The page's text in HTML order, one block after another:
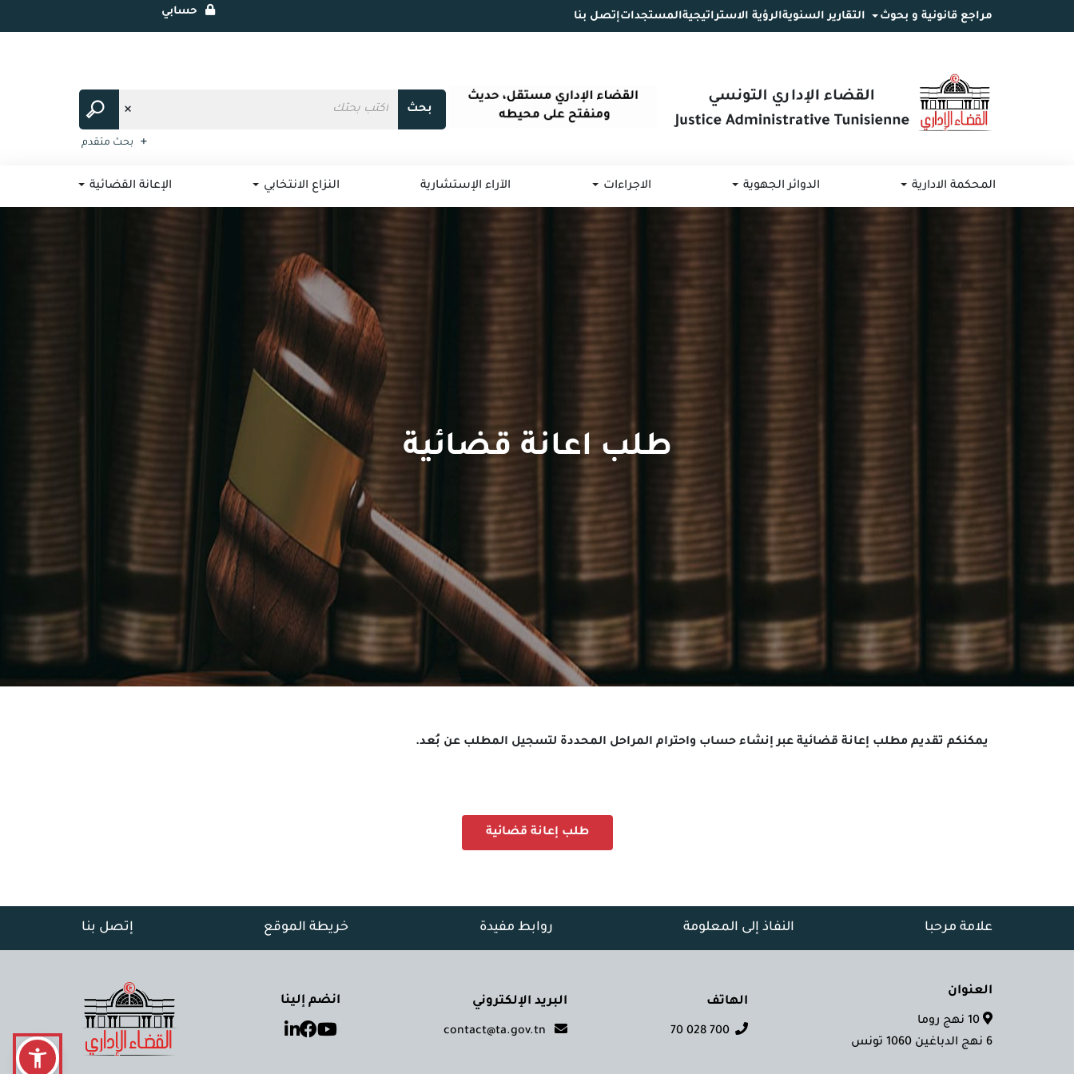
المحتوى
مراجع قانونية و بحوث التقارير السنويةالرؤية الاستراتيجيةالمستجداتإتصل بنا حسابي
بحث
بحث متقدم
المحكمة الادارية الدوائر الجهوية الاجراءات الآراء الإستشارية النزاع الانتخابي الإعانة القضائية
طلب اعانة قضائية
يمكنكم تقديم مطلب إعانة قضائية عبر إنشاء حساب واحترام المراحل المحددة لتسجيل المطلب عن بُعد.
طلب إعانة قضائية
علامة مرحبا النفاذ إلى المعلومة روابط مفيدة خريطة الموقع إتصل بنا
العنوان
6 نهج الدباغين 1060 تونس
الهاتف
700 028 70
البريد الإلكتروني انضم إلينا